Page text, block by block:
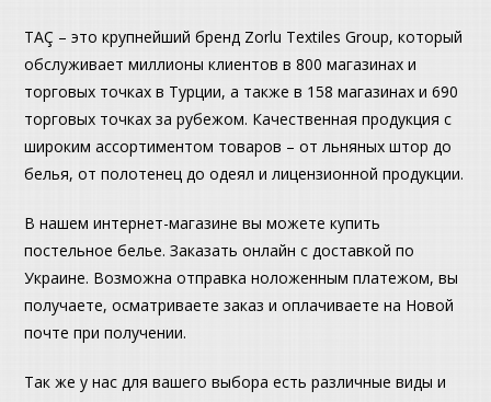
TAÇ – это крупнейший бренд Zorlu Textiles Group, который
обслуживает миллионы клиентов в 800 магазинах и
торговых точках в Турции, а также в 158 магазинах и 690
торговых точках за рубежом. Качественная продукция с
широким ассортиментом товаров – от льняных штор до
белья, от полотенец до одеял и лицензионной продукции.
В нашем интернет-магазине вы можете купить
постельное белье. Заказать онлайн с доставкой по
Украине. Возможна отправка ноложенным платежом, вы
получаете, осматриваете заказ и оплачиваете на Новой
почте при получении.
Так же у нас для вашего выбора есть различные виды и